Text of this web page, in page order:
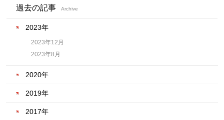
過去の記事 Archive
2023年
2023年12月
2023年8月
2020年
2019年
2017年